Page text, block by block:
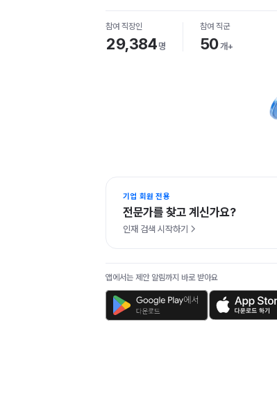
참여 직장인
29,384 명
참여 직군
50개+
기업 회원 전용
전문가를 찾고 계신가요?
인재 검색 시작하기
앱에서는 제안 알림까지 바로 받아요